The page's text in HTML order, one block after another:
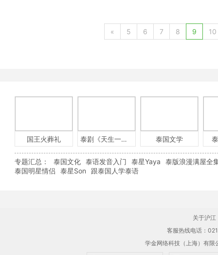
« 5 6 7 8 9 10
国王火葬礼 泰剧《天生一对》 泰国文学
专题汇总： 泰国文化 泰语发音入门 泰星Yaya
泰版浪漫满屋全
泰国明星情侣
泰星Son 跟泰国人学泰语
关于沪江
客服热线电话：
学金网络科技（上海）有